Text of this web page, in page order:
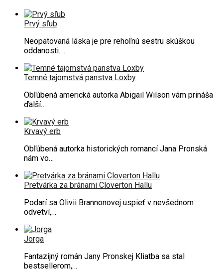
Prvý sľub
Neopätovaná láska je pre rehoľnú sestru skúškou
oddanosti.…
Temné tajomstvá panstva Loxby
Obľúbená americká autorka Abigail Wilson vám prináša
ďalší…
Krvavý erb
Obľúbená autorka historických romancí Jana Pronská
nám vo…
Pretvárka za bránami Cloverton Hallu
Podarí sa Olivii Brannonovej uspieť v nevšednom
odvetví,…
Jorga
Fantazijný román Jany Pronskej Kliatba sa stal
bestsellerom,…